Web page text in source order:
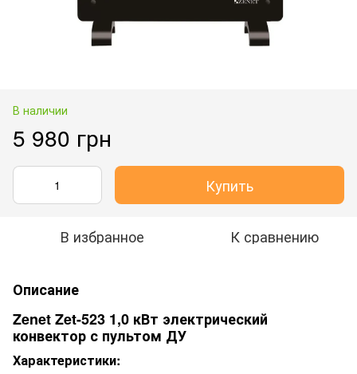
В наличии
5 980 грн
Купить
В избранное К сравнению
Описание
Zenet Zet-523 1,0 кВт электрический
конвектор с пультом ДУ
Характеристики: